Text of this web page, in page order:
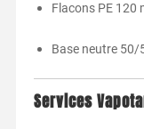
Flacons PE 120
Base neutre 50/
Services